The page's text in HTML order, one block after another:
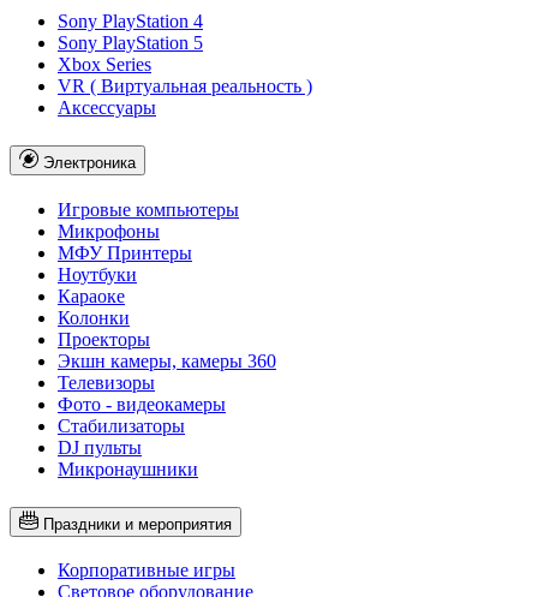
Sony PlayStation 4
Sony PlayStation 5
Xbox Series
VR ( Виртуальная реальность )
Аксессуары
Электроника
Игровые компьютеры
Микрофоны
МФУ Принтеры
Ноутбуки
Караоке
Колонки
Проекторы
Экшн камеры, камеры 360
Телевизоры
Фото - видеокамеры
Стабилизаторы
DJ пульты
Микронаушники
Праздники и мероприятия
Корпоративные игры
Световое оборудование